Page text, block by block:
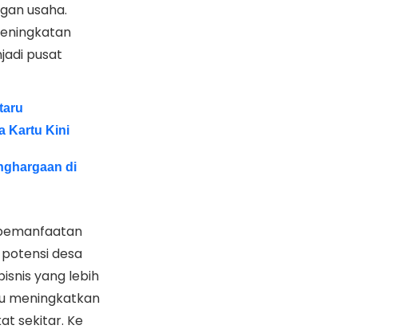
usaha.
pusat
Kartu Kini
di
desa
yang lebih
meningkatkan
sekitar. Ke